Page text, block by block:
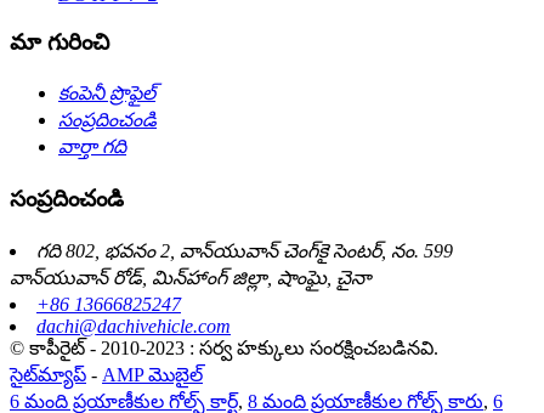
మా గురించి
కంపెనీ ప్రొఫైల్
సంప్రదించండి
వార్తా గది
సంప్రదించండి
గది 802, భవనం 2, వాన్‌యువాన్ చెంగ్‌కై సెంటర్, నం. 599
వాన్‌యువాన్ రోడ్, మిన్‌హాంగ్ జిల్లా, షాంఘై, చైనా
+86 13666825247
dachi@dachivehicle.com
© కాపీరైట్ - 2010-2023 : సర్వ హక్కులు సంరక్షించబడినవి.
సైట్‌మ్యాప్ - AMP మొబైల్
6 మంది ప్రయాణీకుల గోల్ఫ్ కార్ట్, 8 మంది ప్రయాణీకుల గోల్ఫ్ కారు, 6